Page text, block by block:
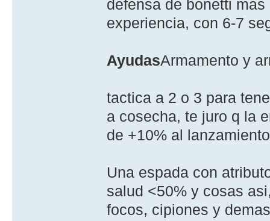
defensa de bonetti
experiencia, con 6-7
AyudasArmamento y
tactica a 2 o 3 para
a cosecha, te juro q la
de +10% al
Una espada con
salud <50% y cosas
focos, cipiones y